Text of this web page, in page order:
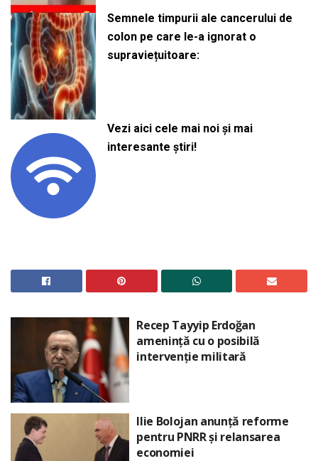
Semnele timpurii ale cancerului de
colon pe care le-a ignorat o
supraviețuitoare:
Vezi aici cele mai noi și mai
interesante știri!
Recep Tayyip Erdoğan
amenință cu o posibilă
intervenție militară
Ilie Bolojan anunță reforme
pentru PNRR și relansarea
economiei